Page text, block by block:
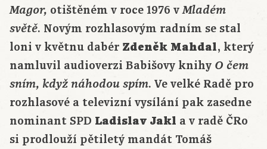
Magor, otištěném v roce 1976 vMladém
světě. Novým rozhlasovým radním se stal
loni v květnu dabér Zdeněk Mahdal, který
namluvil audioverzi Babišovy knihy O čem
sním, když náhodou spím. Ve velké Radě pro
rozhlasové a televizní vysílání pak zasedne
nominant SPD Ladislav Jakl a v radě ČRo
si prodlouží pětiletý mandát Tomáš